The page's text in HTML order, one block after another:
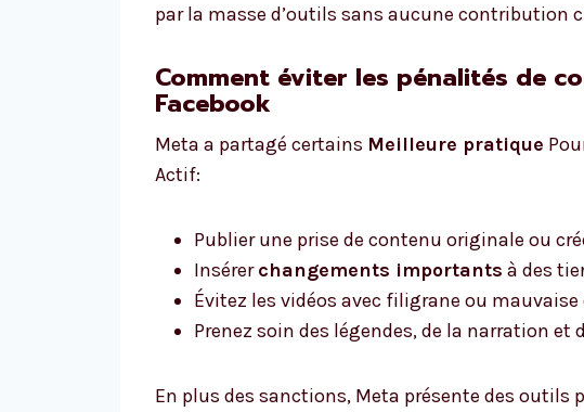
par la masse d’outils sans aucune contribution
Comment éviter les pénalités de
Facebook
Meta a partagé certains Meilleure pratique
Actif:
Publier une prise de contenu originale ou
Insérerchangements importants à des
Évitez les vidéos avec filigrane ou
Prenez soin des légendes, de la narration et
En plus des sanctions, Meta présente des outils